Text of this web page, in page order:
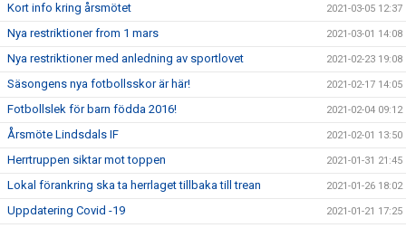
Kort info kring årsmötet 2021-03-05 12:37
Nya restriktioner from 1 mars 2021-03-01 14:08
Nya restriktioner med anledning av sportlovet 2021-02-23 19:08
Säsongens nya fotbollsskor är här! 2021-02-17 14:05
Fotbollslek för barn födda 2016! 2021-02-04 09:12
Årsmöte Lindsdals IF 2021-02-01 13:50
Herrtruppen siktar mot toppen 2021-01-31 21:45
Lokal förankring ska ta herrlaget tillbaka till trean 2021-01-26 18:02
Uppdatering Covid -19 2021-01-21 17:25